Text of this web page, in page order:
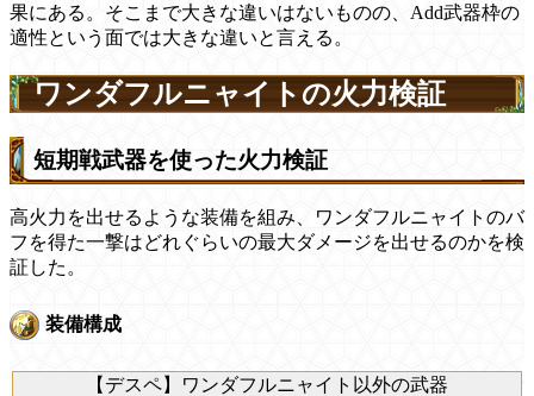
果にある。そこまで大きな違いはないものの、Add武器枠の
適性という面では大きな違いと言える。
ワンダフルニャイトの火力検証
短期戦武器を使った火力検証
高火力を出せるような装備を組み、ワンダフルニャイトのバ
フを得た一撃はどれぐらいの最大ダメージを出せるのかを検
証した。
装備構成
【デスペ】ワンダフルニャイト以外の武器